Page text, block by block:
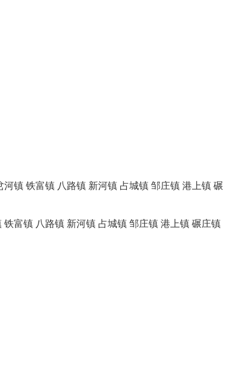
河镇 铁富镇 八路镇 新河镇 占城镇 邹庄镇 港上镇 碾
铁富镇 八路镇 新河镇 占城镇 邹庄镇 港上镇 碾庄镇